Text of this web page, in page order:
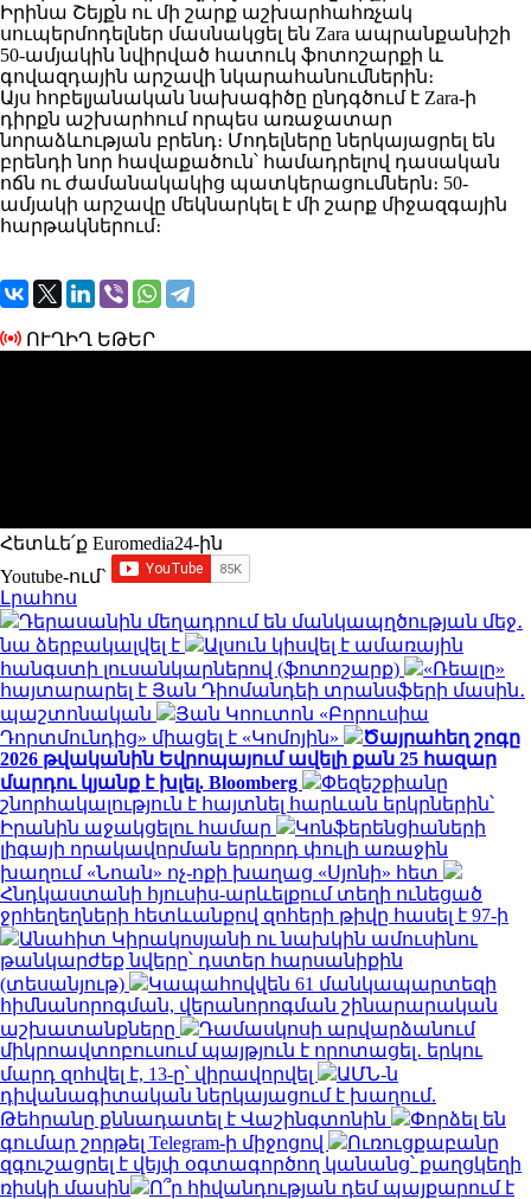
Իրինա Շեյքն ու մի շարք աշխարհահռչակ
սուպերմոդելներ մասնակցել են Zara ապրանքանիշի
50-ամյակին նվիրված հատուկ ֆոտոշարքի և
գովազդային արշավի նկարահանումներին։
Այս հոբելյանական նախագիծը ընդգծում է Zara-ի
դիրքն աշխարհում որպես առաջատար
նորաձևության բրենդ։ Մոդելները ներկայացրել են
բրենդի նոր հավաքածուն՝ համադրելով դասական
ոճն ու ժամանակակից պատկերացումներն։ 50-
ամյակի արշավը մեկնարկել է մի շարք միջազգային
հարթակներում։
ՈՒՂԻՂ ԵԹԵՐ
Հետևե՛ք Euromedia24-ին
Youtube-ում`
Լրահոս
Դերասանին մեղադրում են մանկապղծության մեջ․
նա ձերբակալվել է
Ալսուն կիսվել է ամառային
հանգստի լուսանկարներով (ֆոտոշարք)
«Ռեալը»
հայտարարել է Յան Դիոմանդեի տրանսֆերի մասին․
պաշտոնական
Յան Կոուտոն «Բորուսիա
Դորտմունդից» միացել է «Կոմոյին»
Ծայրահեղ շոգը
2026 թվականին Եվրոպայում ավելի քան 25 հազար
մարդու կյանք է խլել. Bloomberg
Փեզեշքիանը
շնորհակալություն է հայտնել հարևան երկրներին՝
Իրանին աջակցելու համար
Կոնֆերենցիաների
լիգայի որակավորման երրորդ փուլի առաջին
խաղում «Նոան» ոչ-ոքի խաղաց «Սյոնի» հետ
Հնդկաստանի հյուսիս-արևելքում տեղի ունեցած
ջրհեղեղների հետևանքով զոհերի թիվը հասել է 97-ի
Անահիտ Կիրակոսյանի ու նախկին ամուսինու
թանկարժեք նվերը՝ դստեր հարսանիքին
(տեսանյութ)
Կապահովվեն 61 մանկապարտեզի
հիմնանորոգման, վերանորոգման շինարարական
աշխատանքները
Դամասկոսի արվարձանում
միկրոավտոբուսում պայթյուն է որոտացել․ երկու
մարդ զոհվել է, 13-ը՝ վիրավորվել
ԱՄՆ-ն
դիվանագիտական ներկայացում է խաղում.
Թեհրանը քննադատել է Վաշինգտոնին
Փորձել են
գումար շորթել Telegram-ի միջոցով
Ուռուցքաբանը
զգուշացրել է վեյփ օգտագործող կանանց՝ քաղցկեղի
ռիսկի մասին
Ո՞ր հիվանդության դեմ պայքարում է